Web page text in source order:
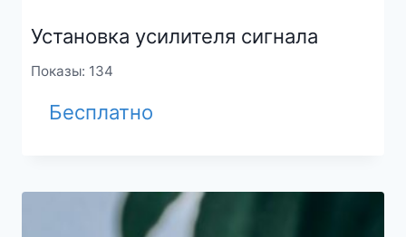
Установка усилителя сигнала
Показы: 134
Бесплатно